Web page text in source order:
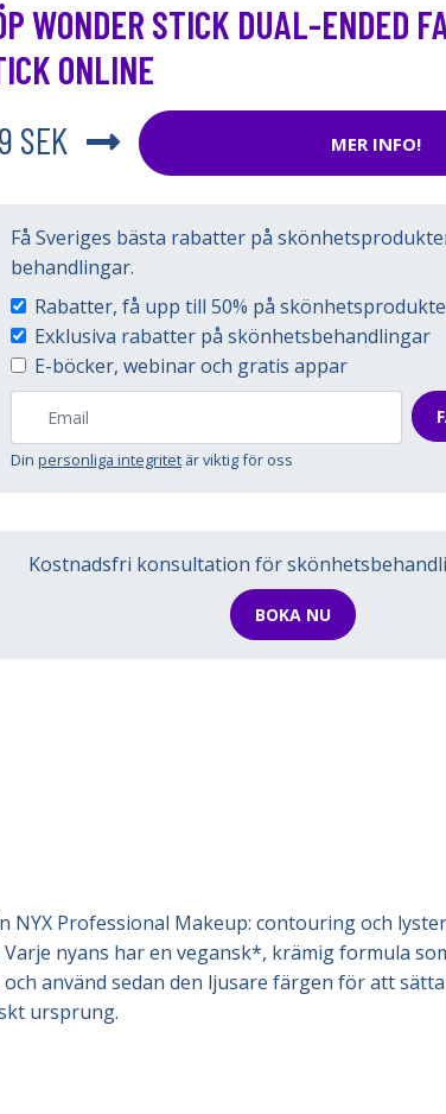
WONDER STICK DUAL-ENDED
ONLINE
SEK
MER INFO!
Få Sveriges bästa rabatter på
behandlingar.
Rabatter, få upp till 50% på
Exklusiva rabatter på skönhetsbehandlingar
E-böcker, webinar och gratis appar
Din personliga integritet är viktig för oss
Kostnadsfri konsultation för
BOKA NU
NYX Professional Makeup: contouring och
nyans har en vegansk*, krämig formula
använd sedan den ljusare färgen för att
ursprung.